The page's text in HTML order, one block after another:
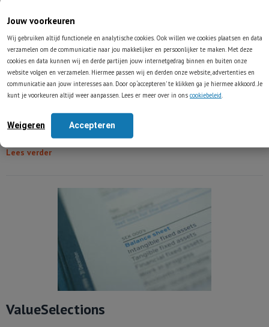
Jouw voorkeuren
Wij gebruiken altijd functionele en analytische cookies. Ook willen we cookies plaatsen en data
verzamelen om de communicatie naar jou makkelijker en persoonlijker te maken. Met deze
cookies en data kunnen wij en derde partijen jouw internetgedrag binnen en buiten onze
website volgen en verzamelen. Hiermee passen wij en derden onze website, advertenties en
communicatie aan jouw interesses aan. Door op ‘accepteren’ te klikken ga je hiermee akkoord. Je
kunt je voorkeuren altijd weer aanpassen. Lees er meer over in ons cookiebeleid
Weigeren Accepteren
Aandelen 2026
Onze jaarlijkse aandelengids. Ieder jaar rond de jaarwisseling
publiceren we een speciale gids met een selectie van acht kansrijke
aandelen voor het nieuwe beursjaar. Deze aandelen betreffen enkele
zijn tegengekomen. In ‘Aandelen 2026’ wordt van elk van de
geselecteerde aandelen een heldere analyse gegeven.
Lees verder
ValueSelections